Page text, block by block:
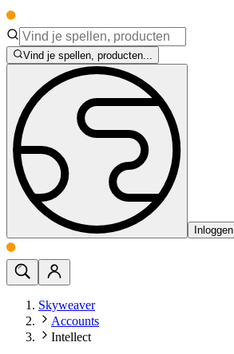
Vind je spellen, producten...
Inloggen
Skyweaver
Accounts
Intellect